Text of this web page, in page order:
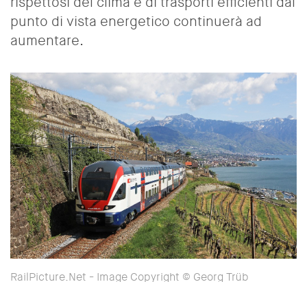
punto di vista energetico continuerà ad
aumentare.
RailPicture.Net - Image Copyright ©️ Georg Trüb